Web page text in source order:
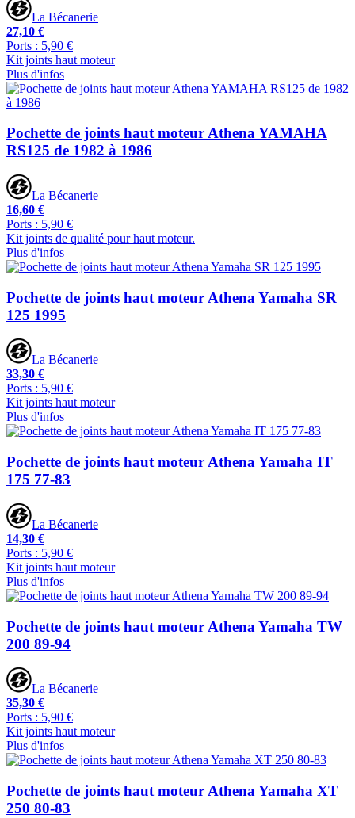
La Bécanerie
27,10 €
Ports : 5,90 €
Kit joints haut moteur
Plus d'infos
Pochette de joints haut moteur Athena YAMAHA
RS125 de 1982 à 1986
La Bécanerie
16,60 €
Ports : 5,90 €
Kit joints de qualité pour haut moteur.
Plus d'infos
Pochette de joints haut moteur Athena Yamaha SR
125 1995
La Bécanerie
33,30 €
Ports : 5,90 €
Kit joints haut moteur
Plus d'infos
Pochette de joints haut moteur Athena Yamaha IT
175 77-83
La Bécanerie
14,30 €
Ports : 5,90 €
Kit joints haut moteur
Plus d'infos
Pochette de joints haut moteur Athena Yamaha TW
200 89-94
La Bécanerie
35,30 €
Ports : 5,90 €
Kit joints haut moteur
Plus d'infos
Pochette de joints haut moteur Athena Yamaha XT
250 80-83